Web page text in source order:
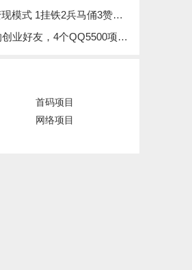
铁2兵马俑3赞刷4涨粉，带你玩.赚风口项日
项目好友，QQ每天在线人数2400人、承接朋友圈广告投放
首码项目
网络项目